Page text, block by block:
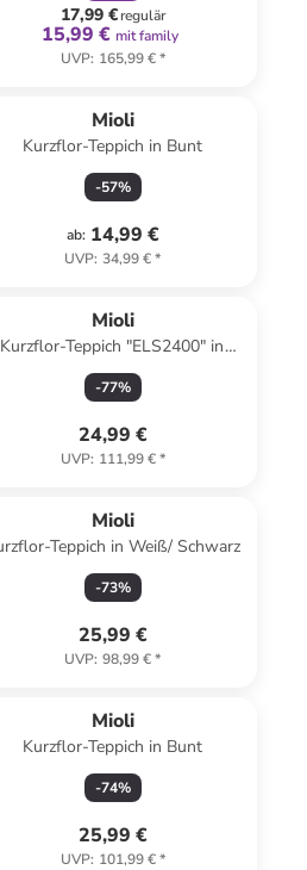
17,99 €regulär
15,99 € mit family
UVP: 165,99 €*
Mioli
Kurzflor-Teppich in Bunt
-57%
ab: 14,99 €
UVP: 34,99 €*
Mioli
Kurzflor-Teppich "ELS2400" in
Beige
-77%
24,99 €
UVP: 111,99 €*
Mioli
Teppich in Weiß/ Schwarz
-73%
25,99 €
UVP: 98,99 €*
Mioli
Kurzflor-Teppich in Bunt
-74%
25,99 €
UVP: 101,99 €*